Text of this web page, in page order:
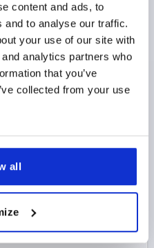
content and ads, to
and to analyse our traffic.
your use of our site with
analytics partners who
that you’ve
collected from your use
all
FORÉS ACIER
COURSE=10
FORÉS
D=6
H1=27 H2=7
H3=10
H10=26,5
L=31
(KN)=4,5
DE 10 MM (CM³)